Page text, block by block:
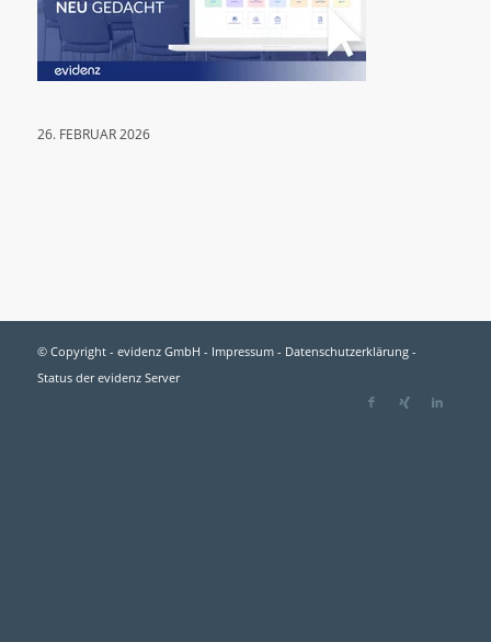
26. FEBRUAR 2026
© Copyright - evidenz GmbH - Impressum- Datenschutzerklärung-
Status der evidenz Server